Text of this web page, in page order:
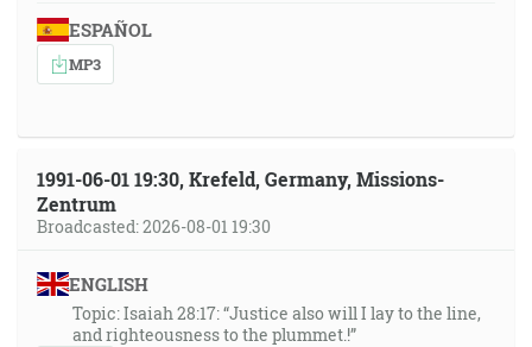
ESPAÑOL
MP3
1991-06-01 19:30, Krefeld, Germany, Missions-
Zentrum
Broadcasted: 2026-08-01 19:30
ENGLISH
Topic: Isaiah 28:17: “Justice also will I lay to the line,
and righteousness to the plummet.!”